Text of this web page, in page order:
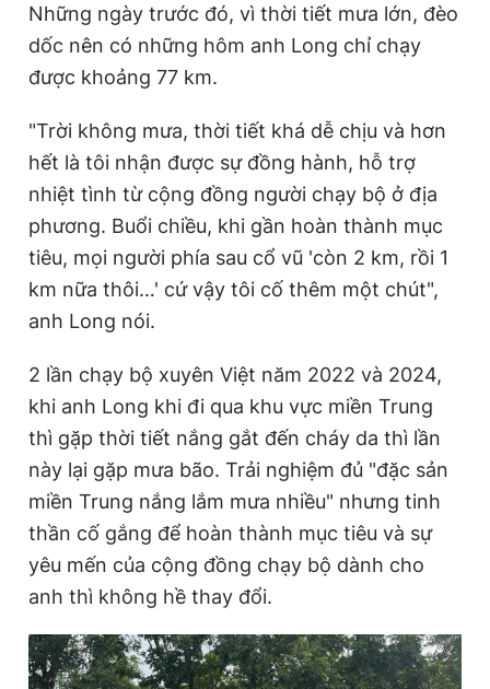
Đọc Thanh Niên trên điện thoại
Theo dõi báo trên
Hotline Liên hệ quảng cáo
Đặt báo Quảng cáo RSS Tòa soạn Chính sách bảo
Tổng biên tập: Nguyễn Ngọc Toàn
Phó tổng biên tập thường trực: Hải Thành
Phó tổng biên tập: Lâm Hiếu Dũng
Phó tổng biên tập: Trần Việt Hưng
Tổng thư ký tòa soạn: Đức Trung
Giấy phép xuất bản số 110/GP - BTTTT cấp ngày 24.3.2020
© 2003-2026 Bản quyền thuộc về Báo Thanh Niên. Cấm sao
chép dưới mọi hình thức nếu không có sự chấp thuận bằng văn
bản. Phát triển bởi ePi Technologies, JSC.
Những ngày trước đó, vì thời tiết mưa lớn, đèo
dốc nên có những hôm anh Long chỉ chạy
được khoảng 77 km.
"Trời không mưa, thời tiết khá dễ chịu và hơn
hết là tôi nhận được sự đồng hành, hỗ trợ
nhiệt tình từ cộng đồng người chạy bộ ở địa
phương. Buổi chiều, khi gần hoàn thành mục
tiêu, mọi người phía sau cổ vũ 'còn 2 km, rồi 1
km nữa thôi…' cứ vậy tôi cố thêm một chút",
anh Long nói.
2 lần chạy bộ xuyên Việt năm 2022 và 2024,
khi anh Long khi đi qua khu vực miền Trung
thì gặp thời tiết nắng gắt đến cháy da thì lần
này lại gặp mưa bão. Trải nghiệm đủ "đặc sản
miền Trung nắng lắm mưa nhiều" nhưng tinh
thần cố gắng để hoàn thành mục tiêu và sự
yêu mến của cộng đồng chạy bộ dành cho
anh thì không hề thay đổi.